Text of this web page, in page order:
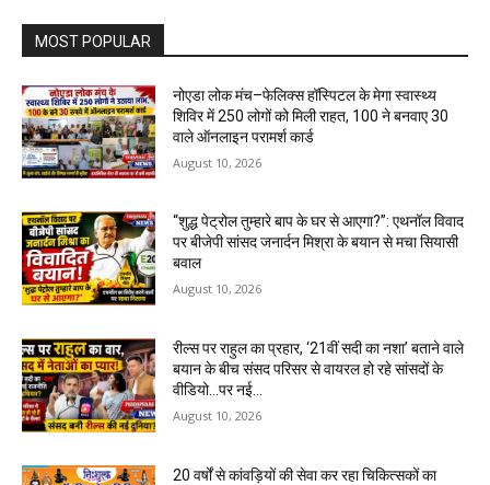
MOST POPULAR
नोएडा लोक मंच–फेलिक्स हॉस्पिटल के मेगा स्वास्थ्य
शिविर में 250 लोगों को मिली राहत, 100 ने बनवाए ₹30
वाले ऑनलाइन परामर्श कार्ड
August 10, 2026
“शुद्ध पेट्रोल तुम्हारे बाप के घर से आएगा?”: एथनॉल विवाद
पर बीजेपी सांसद जनार्दन मिश्रा के बयान से मचा सियासी
बवाल
August 10, 2026
रील्स पर राहुल का प्रहार, ‘21वीं सदी का नशा’ बताने वाले
बयान के बीच संसद परिसर से वायरल हो रहे सांसदों के
वीडियो…पर नई...
August 10, 2026
20 वर्षों से कांवड़ियों की सेवा कर रहा चिकित्सकों का